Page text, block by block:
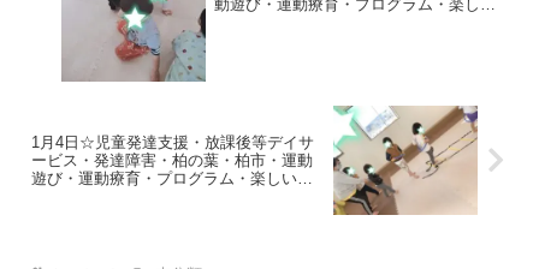
動遊び・運動療育・プログラム・楽しい
1月4日☆児童発達支援・放課後等デイサ
ービス・発達障害・柏の葉・柏市・運動
遊び・運動療育・プログラム・楽しい療